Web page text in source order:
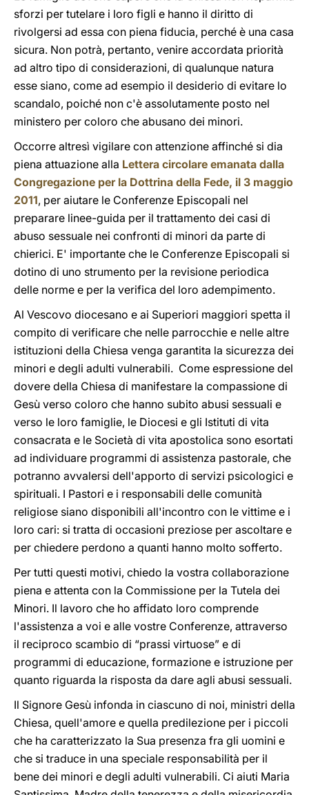
sforzi per tutelare i loro figli e hanno il diritto di
rivolgersi ad essa con piena fiducia, perché è una casa
sicura. Non potrà, pertanto, venire accordata priorità
ad altro tipo di considerazioni, di qualunque natura
esse siano, come ad esempio il desiderio di evitare lo
scandalo, poiché non c'è assolutamente posto nel
ministero per coloro che abusano dei minori.
Occorre altresì vigilare con attenzione affinché si dia
piena attuazione alla Lettera circolare emanata dalla
Congregazione per la Dottrina della Fede, il 3 maggio
2011, per aiutare le Conferenze Episcopali nel
preparare linee-guida per il trattamento dei casi di
abuso sessuale nei confronti di minori da parte di
chierici. E' importante che le Conferenze Episcopali si
dotino di uno strumento per la revisione periodica
delle norme e per la verifica del loro adempimento.
Al Vescovo diocesano e ai Superiori maggiori spetta il
compito di verificare che nelle parrocchie e nelle altre
istituzioni della Chiesa venga garantita la sicurezza dei
minori e degli adulti vulnerabili. Come espressione del
dovere della Chiesa di manifestare la compassione di
Gesù verso coloro che hanno subito abusi sessuali e
verso le loro famiglie, le Diocesi e gli Istituti di vita
consacrata e le Società di vita apostolica sono esortati
ad individuare programmi di assistenza pastorale, che
potranno avvalersi dell'apporto di servizi psicologici e
spirituali. I Pastori e i responsabili delle comunità
religiose siano disponibili all'incontro con le vittime e i
loro cari: si tratta di occasioni preziose per ascoltare e
per chiedere perdono a quanti hanno molto sofferto.
Per tutti questi motivi, chiedo la vostra collaborazione
piena e attenta con la Commissione per la Tutela dei
Minori. Il lavoro che ho affidato loro comprende
l'assistenza a voi e alle vostre Conferenze, attraverso
il reciproco scambio di “prassi virtuose” e di
programmi di educazione, formazione e istruzione per
quanto riguarda la risposta da dare agli abusi sessuali.
Il Signore Gesù infonda in ciascuno di noi, ministri della
Chiesa, quell'amore e quella predilezione per i piccoli
che ha caratterizzato la Sua presenza fra gli uomini e
che si traduce in una speciale responsabilità per il
bene dei minori e degli adulti vulnerabili. Ci aiuti Maria